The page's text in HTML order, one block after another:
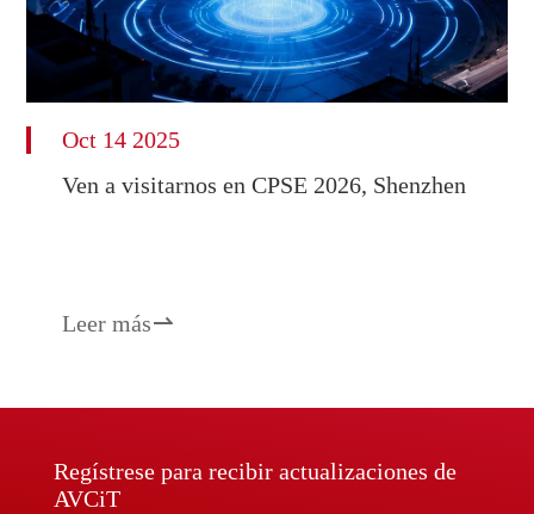
Oct 14 2025
Ven a visitarnos en CPSE 2026, Shenzhen
Leer más
Regístrese para recibir actualizaciones de
AVCiT